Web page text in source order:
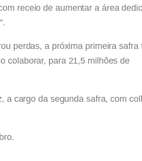
receio de aumentar a área
perdas, a próxima primeira safra
colaborar, para 21,5 milhões de
a cargo da segunda safra, com